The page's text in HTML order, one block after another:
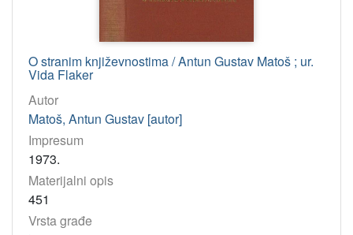
O stranim književnostima / Antun Gustav Matoš ; ur.
Vida Flaker
Autor
Matoš, Antun Gustav [autor]
Impresum
1973.
Materijalni opis
451
Vrsta građe